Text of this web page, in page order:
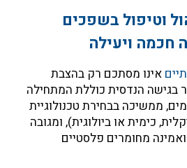
וטיפול בשפכים
חכמה ויעילה
אינו מסתכם רק בהצבת
בגישה הנדסית כוללת המתחילה
ממשיכה בבחירת טכנולוגיית
כימית או ביולוגית), ומגובה
מחומרים פלסטיים